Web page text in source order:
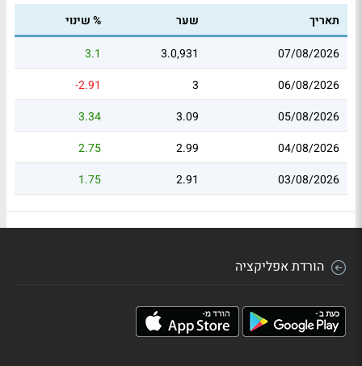
תאריך שער
% שינוי
07/08/2026
3.0,931
3.1
06/08/2026
3
-2.91
05/08/2026
3.09
3.34
04/08/2026
2.99
2.75
03/08/2026
2.91
1.75
הורדת אפליקציה